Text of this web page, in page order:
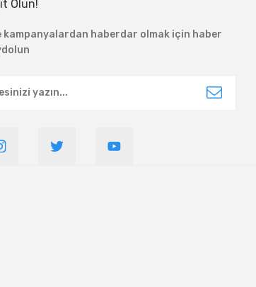
Olun!
kampanyalardan haberdar olmak için haber